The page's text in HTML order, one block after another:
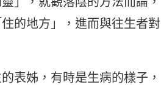
的地方」，進而與往生者對
表姊，有時是生病的樣子，